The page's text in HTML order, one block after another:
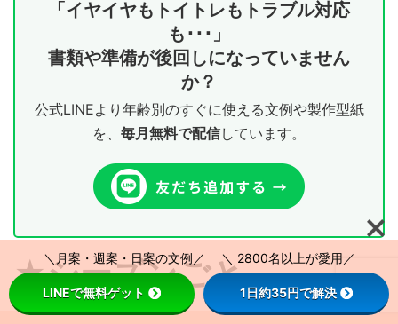
「イヤイヤもトイトレもトラブル対応
も･･･」
書類や準備が後回しになっていません
か？
公式LINEより年齢別のすぐに使える文例や製作型紙
を、 毎月無料で配信しています。
★シーズンごと
＼月案・週案・日案の文例／ ＼ 2800名以上が愛用／
LINEで無料ゲット 1日約35円で解決